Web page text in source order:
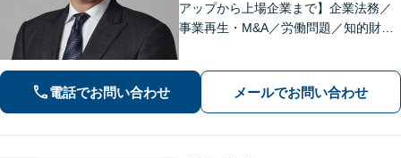
アップから上場企業まで】企業法務／
事業再生・M&A／労働問題／知的財産
業の成長をご支援します。【省庁出向
経験あり】
電話でお問い合わせ メールでお問い合わせ